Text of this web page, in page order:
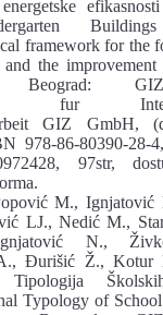
framework for the
the
Beograd: GIZ-
fur
GIZ GmbH,
978-86-80390-28-
97str,
M., Ignjatović
LJ., Nedić M.,
N.,
Đurišić Ž., Kotur
Tipologija
Typology of